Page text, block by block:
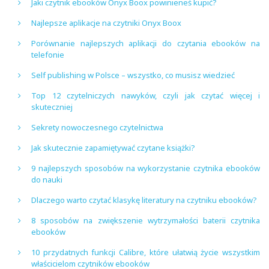
Jaki czytnik ebooków Onyx Boox powinieneś kupić?
Najlepsze aplikacje na czytniki Onyx Boox
Porównanie najlepszych aplikacji do czytania ebooków na
telefonie
Self publishing w Polsce – wszystko, co musisz wiedzieć
Top 12 czytelniczych nawyków, czyli jak czytać więcej i
skuteczniej
Sekrety nowoczesnego czytelnictwa
Jak skutecznie zapamiętywać czytane książki?
9 najlepszych sposobów na wykorzystanie czytnika ebooków
do nauki
Dlaczego warto czytać klasykę literatury na czytniku ebooków?
8 sposobów na zwiększenie wytrzymałości baterii czytnika
ebooków
10 przydatnych funkcji Calibre, które ułatwią życie wszystkim
właścicielom czytników ebooków